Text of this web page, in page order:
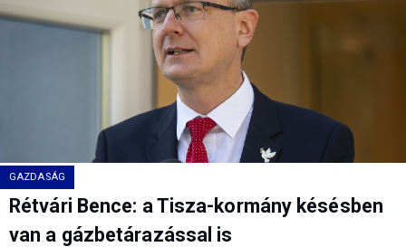
GAZDASÁG
Rétvári Bence: a Tisza-kormány késésben
van a gázbetárazással is